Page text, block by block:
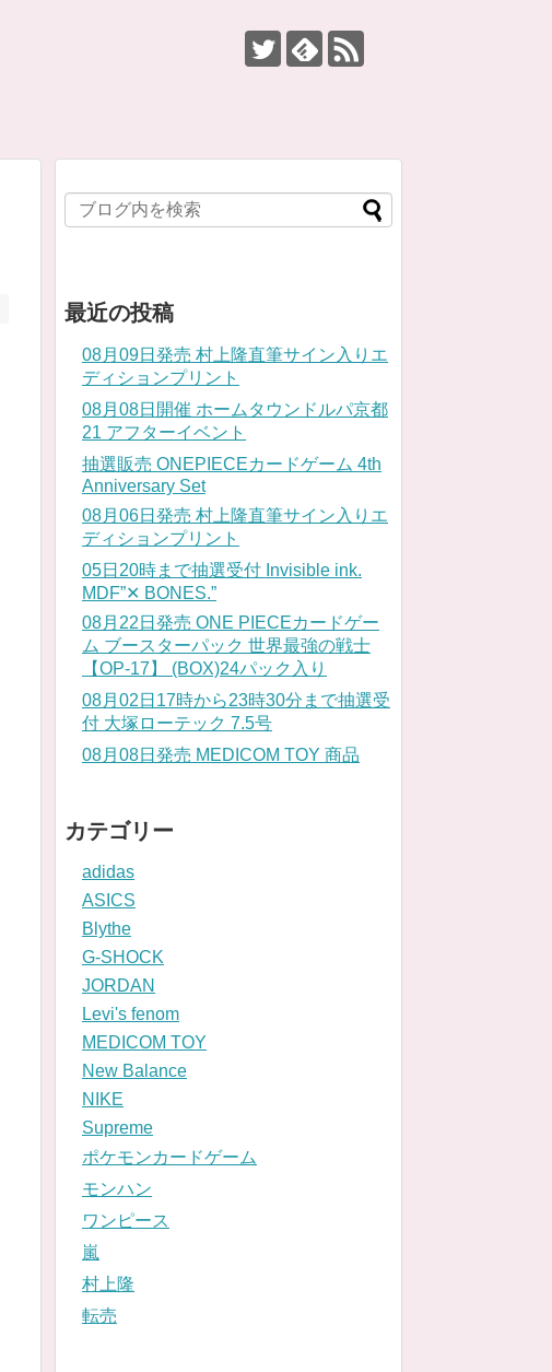
最近の投稿
08月09日発売 村上隆直筆サイン入りエ
ディションプリント
08月08日開催 ホームタウンドルパ京都
21 アフターイベント
抽選販売 ONEPIECEカードゲーム 4th
Anniversary Set
08月06日発売 村上隆直筆サイン入りエ
ディションプリント
05日20時まで抽選受付 Invisible ink.
MDF”✕ BONES.”
08月22日発売 ONE PIECEカードゲー
ム ブースターパック 世界最強の戦士
【OP-17】 (BOX)24パック入り
08月02日17時から23時30分まで抽選受
付 大塚ローテック 7.5号
08月08日発売 MEDICOM TOY 商品
カテゴリー
adidas
ASICS
Blythe
G-SHOCK
JORDAN
Levi's fenom
MEDICOM TOY
New Balance
NIKE
Supreme
ポケモンカードゲーム
モンハン
ワンピース
嵐
村上隆
転売